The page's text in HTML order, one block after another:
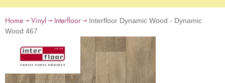
Home Vinyl Interfloor
Interfloor Dynamic Wood - Dynamic
Wood 467